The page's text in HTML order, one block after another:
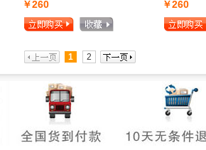
￥260 ￥260
1 2